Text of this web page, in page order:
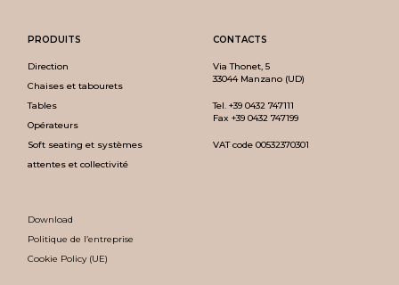
PRODUITS
Direction
Chaises et tabourets
Tables
Opérateurs
Soft seating et systèmes
attentes et collectivité
Download
Politique de l’entreprise
Cookie Policy (UE)
CONTACTS
Via Thonet, 5
33044 Manzano (UD)
Tel. +39 0432 747111
Fax +39 0432 747199
VAT code 00532370301